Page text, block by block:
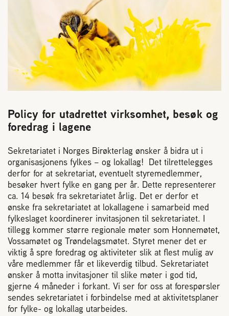
Reaksjon på bistikk
Om Norges Birøkterlag
Finn fylkes- og lokallag
Nyheter
Aktivitetskalender
Lover og regler
Plassering av bigård
Sjekkliste for kjøp og salg av bier
Sykdom hos bier
Policy for utadrettet virksomhet, besøk og
foredrag i lagene
Sekretariatet i Norges Birøkterlag ønsker å bidra ut i
organisasjonens fylkes – og lokallag! Det tilrettelegges
derfor for at sekretariat, eventuelt styremedlemmer,
besøker hvert fylke en gang per år. Dette representerer
ca. 14 besøk fra sekretariatet årlig. Det er derfor et
ønske fra sekretariatet at lokallagene i samarbeid med
fylkeslaget koordinerer invitasjonen til sekretariatet. I
tillegg kommer større regionale møter som Honnemøtet,
Vossamøtet og Trøndelagsmøtet. Styret mener det er
viktig å spre foredrag og aktiviteter slik at flest mulig av
våre medlemmer får et likeverdig tilbud. Sekretariatet
ønsker å motta invitasjoner til slike møter i god tid,
gjerne 4 måneder i forkant. Vi ser for oss at forespørsler
sendes sekretariatet i forbindelse med at aktivitetsplaner
for fylke- og lokallag utarbeides.